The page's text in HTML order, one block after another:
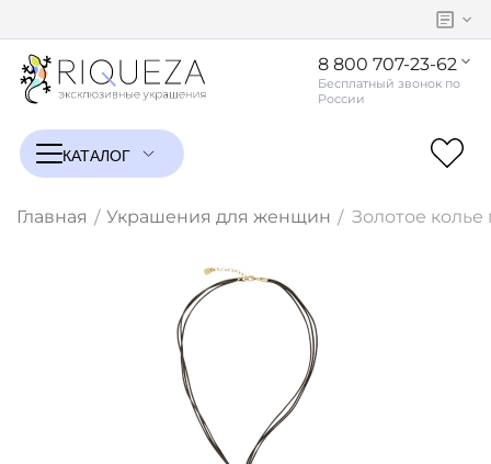
8 800 707-23-62
Главная / Украшения для женщин / Золотое колье